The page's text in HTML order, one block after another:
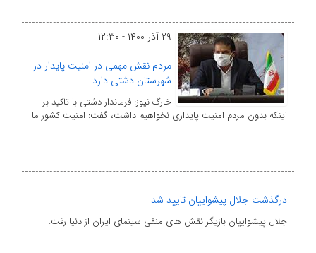
۲۹ آذر ۱۴۰۰ - ۱۲:۳۰
مردم نقش مهمی در امنیت پایدار در
شهرستان دشتی دارد
خارگ نیوز: فرماندار دشتی با تاکید بر
اینکه بدون مردم امنیت پایداری نخواهیم داشت، گفت: امنیت کشور ما
درگذشت جلال پیشواییان تایید شد
جلال پیشواییان بازیگر نقش های منفی سینمای ایران از دنیا رفت.